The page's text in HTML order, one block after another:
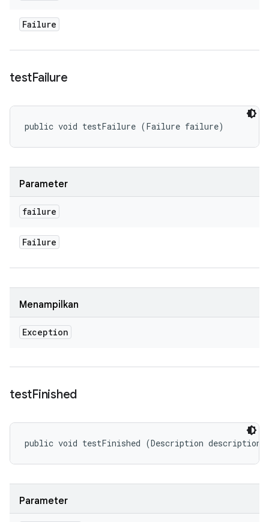
Failure
testFailure
public void testFailure (Failure failure)
Parameter
failure
Failure
Menampilkan
Exception
testFinished
public void testFinished (Description description)
Parameter